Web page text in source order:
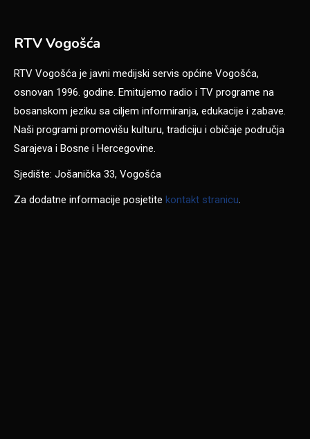
RTV Vogošća
RTV Vogošća je javni medijski servis općine Vogošća,
osnovan 1996. godine. Emitujemo radio i TV programe na
bosanskom jeziku sa ciljem informiranja, edukacije i zabave.
Naši programi promovišu kulturu, tradiciju i običaje područja
Sarajeva i Bosne i Hercegovine.
Sjedište: Jošanička 33, Vogošća
Za dodatne informacije posjetite kontakt stranicu.